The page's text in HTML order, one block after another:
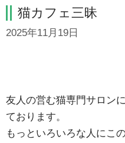
猫カフェ三昧
2025年11月19日
友人の営む猫専門サロン
ております。
もっといろいろな人にこ